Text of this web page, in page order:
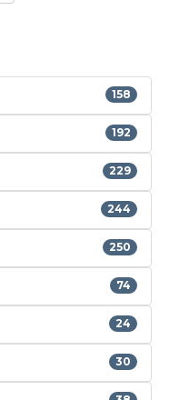
158
192
229
244
250
74
24
30